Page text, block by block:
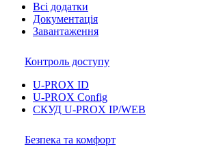
Всі додатки
Документація
Завантаження
Контроль доступу
U-PROX ID
U-PROX Config
СКУД U-PROX IP/WEB
Безпека та комфорт